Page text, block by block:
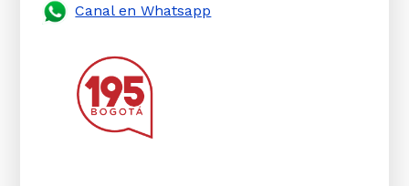
Canal en Whatsapp